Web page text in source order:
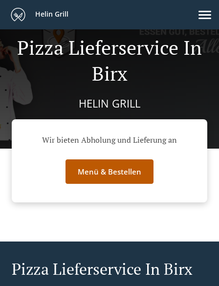
Helin Grill
Pizza Lieferservice In
Birx
HELIN GRILL
Wir bieten Abholung und Lieferung an
Menü & Bestellen
Pizza Lieferservice In Birx